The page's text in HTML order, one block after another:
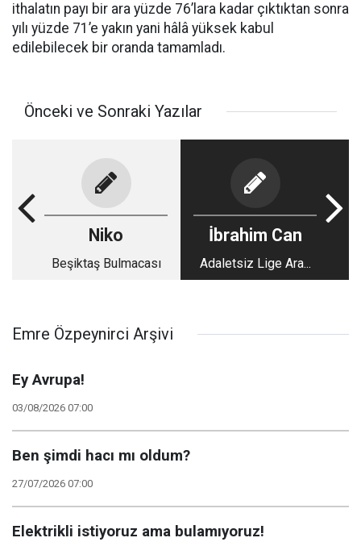
ithalatın payı bir ara yüzde 76’lara kadar çıktıktan sonra
yılı yüzde 71’e yakın yani hâlâ yüksek kabul
edilebilecek bir oranda tamamladı.
Önceki ve Sonraki Yazılar
Niko
Beşiktaş Bulmacası
İbrahim Can
Adaletsiz Lige Ara...
Emre Özpeynirci Arşivi
Ey Avrupa!
03/08/2026 07:00
Ben şimdi hacı mı oldum?
27/07/2026 07:00
Elektrikli istiyoruz ama bulamıyoruz!